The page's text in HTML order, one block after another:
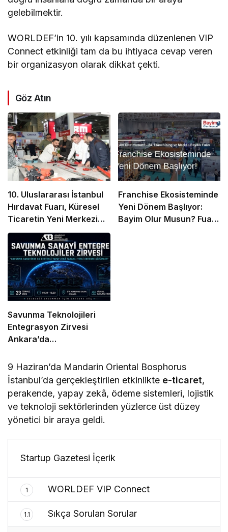
gelebilmektir.
WORLDEF’in 10. yılı kapsamında düzenlenen VIP
Connect etkinliği tam da bu ihtiyaca cevap veren
bir organizasyon olarak dikkat çekti.
Göz Atın
10. Uluslararası İstanbul
Hırdavat Fuarı, Küresel
Ticaretin Yeni Merkezi
Olmaya Hazırlanıyor
Franchise Ekosisteminde
Yeni Dönem Başlıyor:
Bayim Olur Musun? Fuarı
Savunma Teknolojileri
Entegrasyon Zirvesi
Ankara’da
9 Haziran’da Mandarin Oriental Bosphorus
İstanbul’da gerçekleştirilen etkinlikte e-ticaret,
perakende, yapay zekâ, ödeme sistemleri, lojistik
ve teknoloji sektörlerinden yüzlerce üst düzey
yönetici bir araya geldi.
Startup Gazetesi İçerik
1 WORLDEF VIP Connect
1.1 Sıkça Sorulan Sorular